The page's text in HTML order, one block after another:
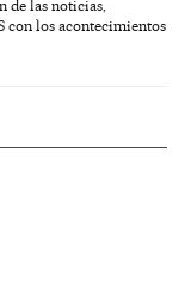
de las noticias,
con los acontecimientos